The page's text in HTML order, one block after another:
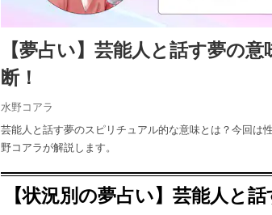
【夢占い】芸能人と話す夢の
断！
水野コアラ
芸能人と話す夢のスピリチュアル的な意味とは？今回は
野コアラが解説します。
【状況別の夢占い】芸能人と